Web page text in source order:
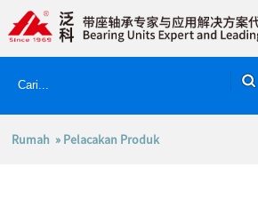
Rumah » Pelacakan Produk